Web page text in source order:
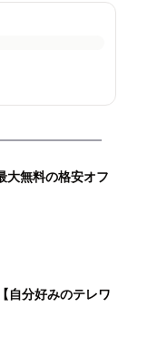
大無料の格安オフ
自分好みのテレワ